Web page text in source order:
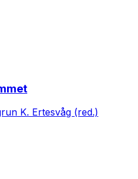
K. Ertesvåg (red.)